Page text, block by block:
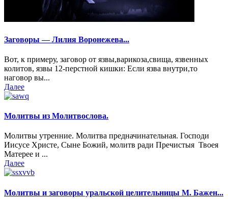
Заговоры — Лилия Воронежева...
Вот, к примеру, заговор от язвы,варикоза,свища, язвенных
колитов, язвы 12-перстной кишки: Если язва внутри,то
наговор вы...
Далее
Молитвы из Молитвослова.
Молитвы утренние. Молитва предначинательная. Господи
Иисусе Христе, Сыне Божий, молитв ради Пречистыя Твоея
Матерее и ...
Далее
Молитвы и заговоры уральской целительницы М. Бажен...